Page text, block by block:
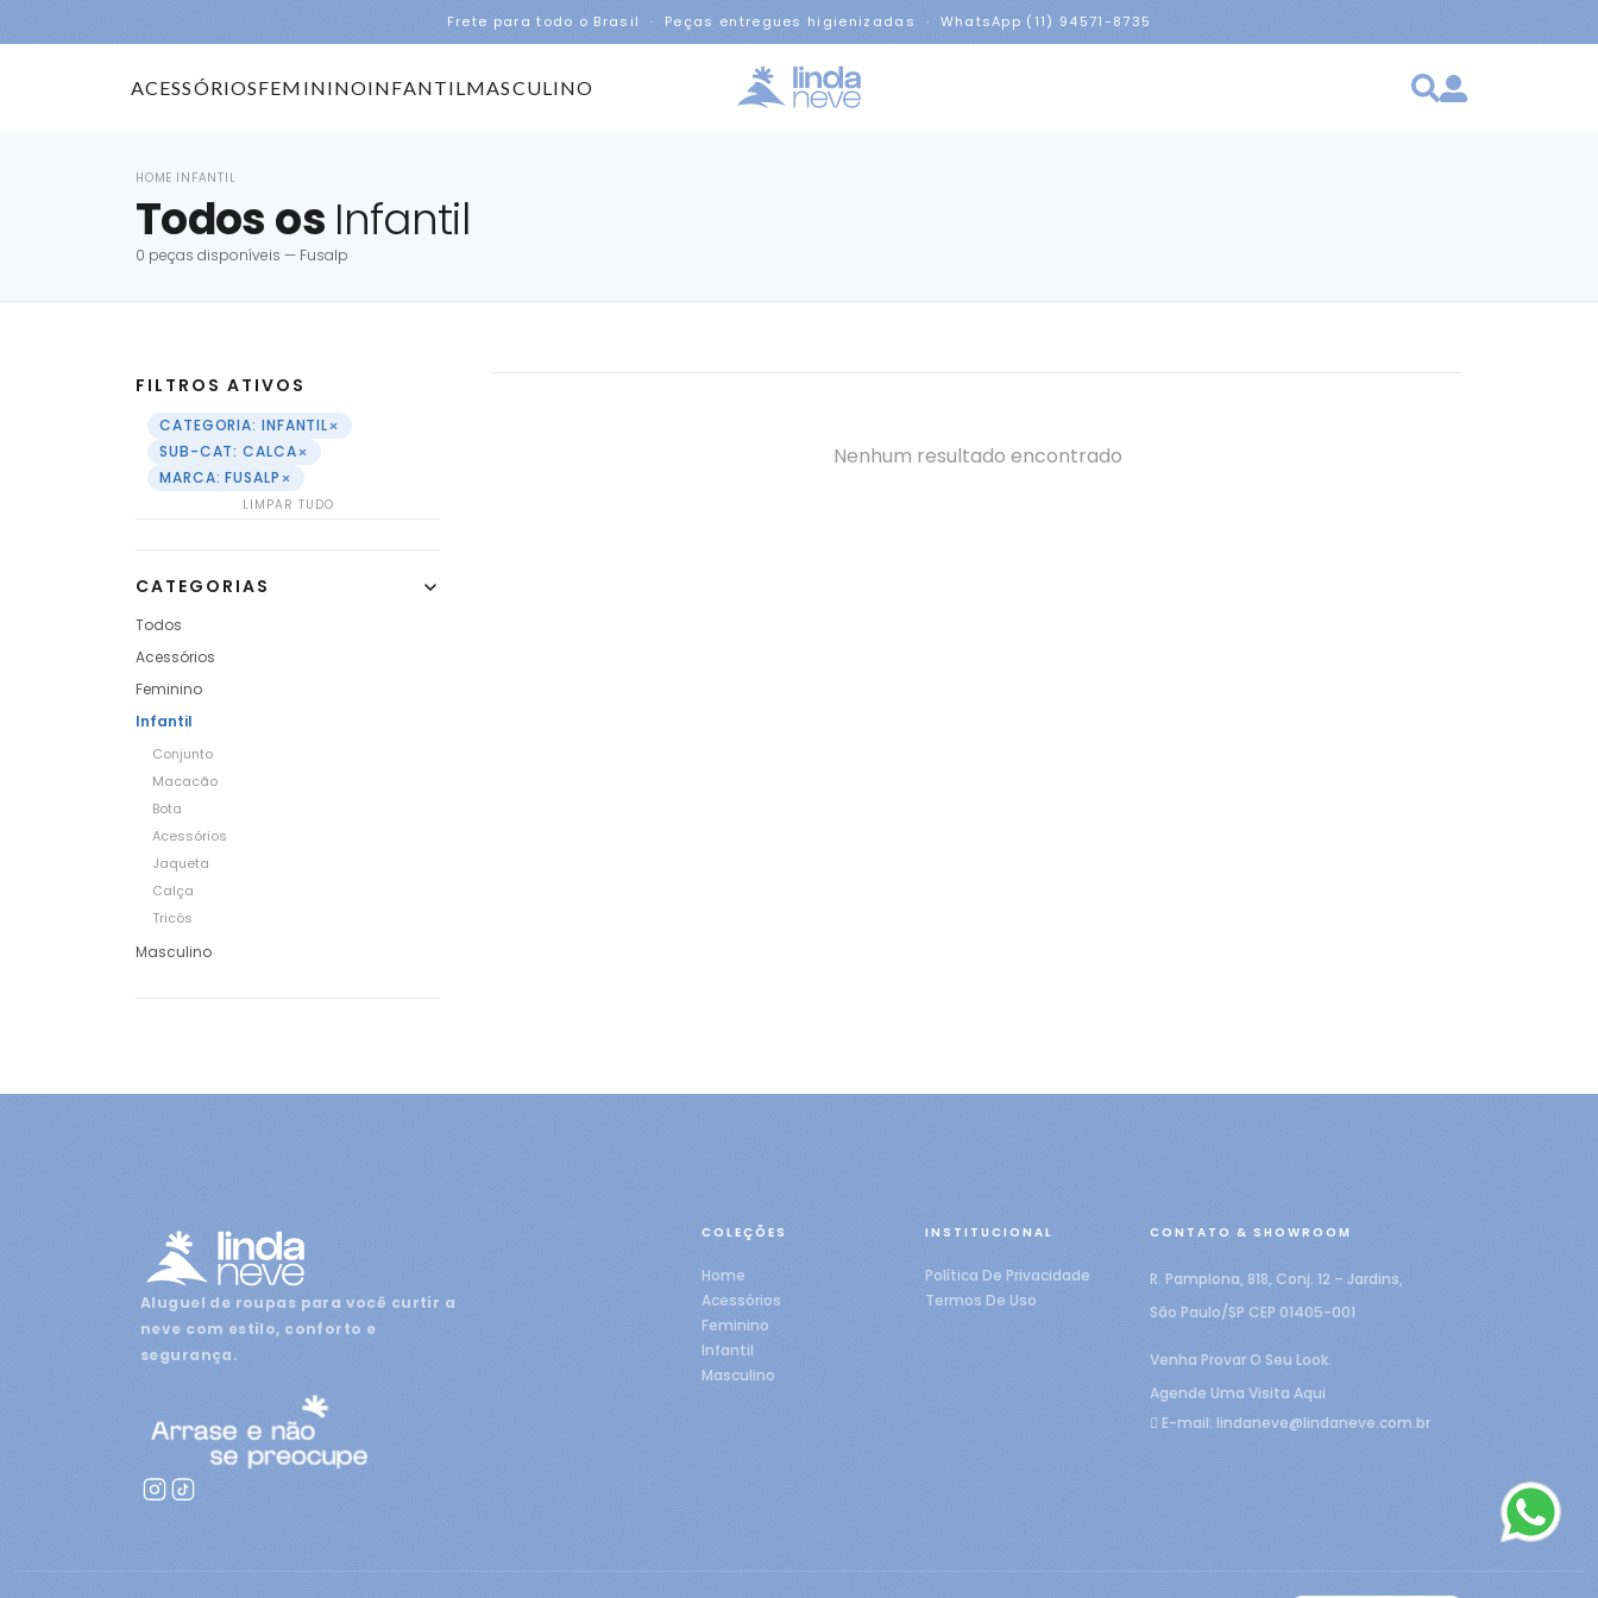
Frete para todo o Brasil · Peças entregues higienizadas · WhatsApp (11) 94571-8735
ACESSÓRIOSFEMININOINFANTILMASCULINO
HOME INFANTIL
Todos os Infantil
0 peças disponíveis — Fusalp
FILTROS ATIVOS
CATEGORIA: INFANTIL×
SUB-CAT: CALCA×
MARCA: FUSALP×
LIMPAR TUDO
CATEGORIAS
Todos
Acessórios
Feminino
Infantil
Conjunto
Macacão
Bota
Acessórios
Jaqueta
Calça
Tricôs
Masculino
Nenhum resultado encontrado
Aluguel de roupas para você curtir a
neve com estilo, conforto e
segurança.
COLEÇÕES
Home
Acessórios
Feminino
Infantil
Masculino
INSTITUCIONAL
Política De Privacidade
Termos De Uso
CONTATO & SHOWROOM
R. Pamplona, 818, Conj. 12 – Jardins,
São Paulo/SP CEP 01405-001
Venha Provar O Seu Look.
Agende Uma Visita Aqui
E-mail: lindaneve@lindaneve.com.br